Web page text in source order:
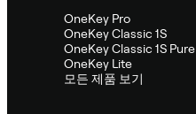
OneKey Pro
OneKey Classic 1S
OneKey Classic 1S Pure
OneKey Lite
모든 제품 보기